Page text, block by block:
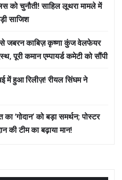
को चुनौती! साहिल लूथरा मामले में
साजिश
से जबरन काबिज़ कृष्णा कुंज वेलफेयर
पूरी कमान एम्पायर्ड कमेटी को सौंपी
में हुआ रिलीज़! रीयल सिंघम ने
‘गोदान’ को बड़ा समर्थन; पोस्टर
की टीम का बढ़ाया मान!